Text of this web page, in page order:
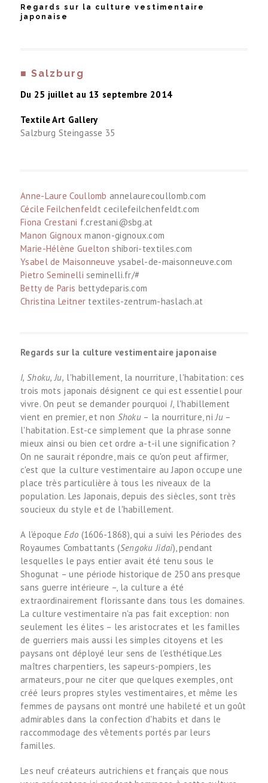
Regards sur la culture vestimentaire
japonaise
■ Salzburg
Du 25 juillet au 13 septembre 2014
Textile Art Gallery
Salzburg Steingasse 35
Anne-Laure Coullomb annelaurecoullomb.com
Cécile Feilchenfeldt cecilefeilchenfeldt.com
Fiona Crestani f.crestani@sbg.at
Manon Gignoux manon-gignoux.com
Marie-Hélène Guelton shibori-textiles.com
Ysabel de Maisonneuve ysabel-de-maisonneuve.com
Pietro Seminelli seminelli.fr/#
Betty de Paris bettydeparis.com
Christina Leitner textiles-zentrum-haslach.at
Regards sur la culture vestimentaire japonaise
I, Shoku, Ju, l'habillement, la nourriture, l'habitation: ces
trois mots japonais désignent ce qui est essentiel pour
vivre. On peut se demander pourquoi I, l'habillement
vient en premier, et non Shoku – la nourriture, niJu–
l'habitation. Est-ce simplement que la phrase sonne
mieux ainsi ou bien cet ordre a-t-il une signification ?
On ne saurait répondre, mais ce qu'on peut affirmer,
c'est que la culture vestimentaire au Japon occupe une
place très particulière à tous les niveaux de la
population. Les Japonais, depuis des siècles, sont très
soucieux du style et de l'habillement.
A l'époqueEdo (1606-1868), qui a suivi les Périodes des
Royaumes Combattants (Sengoku Jidai), pendant
lesquelles le pays entier avait été tenu sous le
Shogunat – une période historique de 250 ans presque
sans guerre intérieure –, la culture a été
extraordinairement florissante dans tous les domaines.
La culture vestimentaire n'a pas fait exception: non
seulement les élites – les aristocrates et les familles
de guerriers mais aussi les simples citoyens et les
paysans ont déployé leur sens de l'esthétique.Les
maîtres charpentiers, les sapeurs-pompiers, les
armateurs, pour ne citer que quelques exemples, ont
créé leurs propres styles vestimentaires, et même les
femmes de paysans ont montré une habileté et un goût
admirables dans la confection d'habits et dans le
raccommodage des vêtements portés par leurs
familles.
Les neuf créateurs autrichiens et français que nous